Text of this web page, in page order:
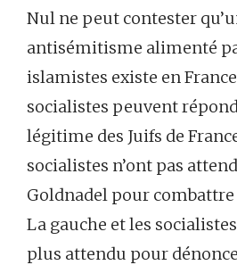
Nul ne peut contester
antisémitisme alimenté
islamistes existe en
socialistes peuvent
légitime des Juifs de
socialistes n’ont pas
Goldnadel pour
La gauche et les
plus attendu pour